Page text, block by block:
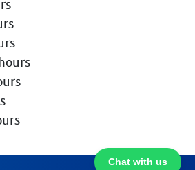
Chat with us